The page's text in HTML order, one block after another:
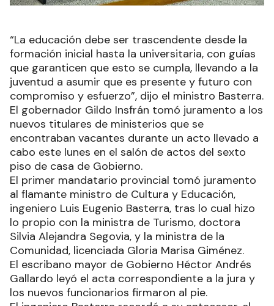
“La educación debe ser trascendente desde la
formación inicial hasta la universitaria, con guías
que garanticen que esto se cumpla, llevando a la
juventud a asumir que es presente y futuro con
compromiso y esfuerzo”, dijo el ministro Basterra.
El gobernador Gildo Insfrán tomó juramento a los
nuevos titulares de ministerios que se
encontraban vacantes durante un acto llevado a
cabo este lunes en el salón de actos del sexto
piso de casa de Gobierno.
El primer mandatario provincial tomó juramento
al flamante ministro de Cultura y Educación,
ingeniero Luis Eugenio Basterra, tras lo cual hizo
lo propio con la ministra de Turismo, doctora
Silvia Alejandra Segovia, y la ministra de la
Comunidad, licenciada Gloria Marisa Giménez.
El escribano mayor de Gobierno Héctor Andrés
Gallardo leyó el acta correspondiente a la jura y
los nuevos funcionarios firmaron al pie.